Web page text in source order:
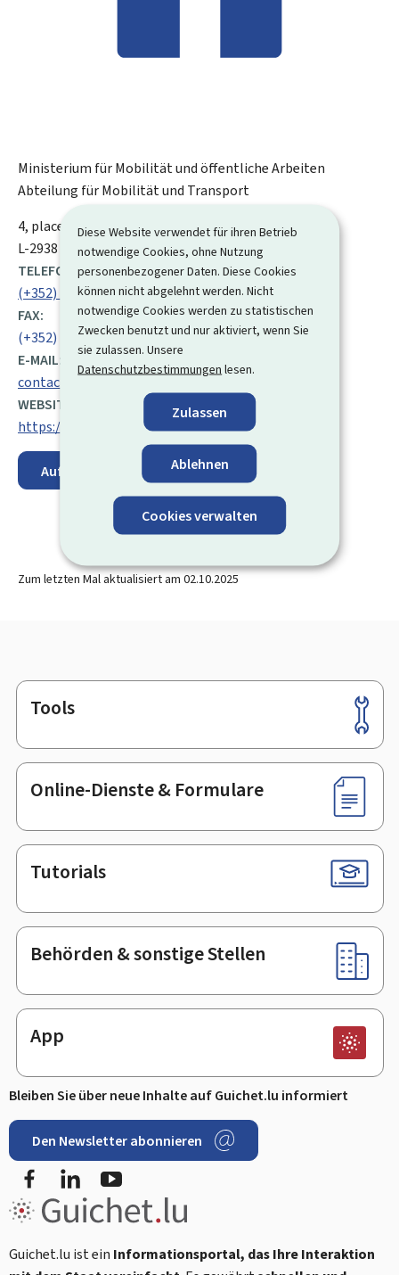
Diese Website verwendet für ihren Betrieb
notwendige Cookies, ohne Nutzung
personenbezogener Daten. Diese Cookies
können nicht abgelehnt werden. Nicht
notwendige Cookies werden zu statistischen
Zwecken benutzt und nur aktiviert, wenn Sie
sie zulassen. Unsere
Datenschutzbestimmungen lesen.
Zulassen
Ablehnen
Cookies verwalten
Ministerium für Mobilität und öffentliche Arbeiten
Abteilung für Mobilität und Transport
ADRESSE:
4, place de l'EuropeL-1499 Luxemburg
L-2938
TELEFON:
(+352) 247 84 400
FAX:
(+352) 22 85 68 / e-CMR: (+352) 22 54 30
E-MAIL:
contact@mmtp.etat.lu
WEBSITE:
https://transports.public.lu
Auf der Karte anzeigen
Zum letzten Mal aktualisiert am 02.10.2025
Footer
Tools
Online-Dienste & Formulare
Tutorials
Behörden & sonstige Stellen
App
Bleiben Sie über neue Inhalte auf Guichet.lu informiert
Den Newsletter abonnieren
FacebookLinkedIn
Guichet.lu ist ein Informationsportal, das Ihre Interaktion